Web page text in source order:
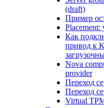
(draft)
Пример
Placement:
Как
привод к
Nova
provider
Переход
Переход
Virtual